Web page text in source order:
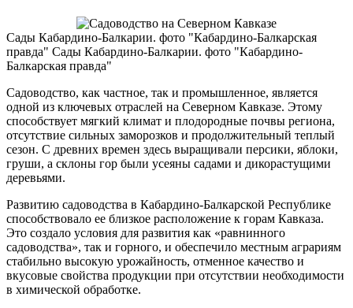
Сады Кабардино-Балкарии. фото "Кабардино-Балкарская
правда" Сады Кабардино-Балкарии. фото "Кабардино-
Балкарская правда"
Садоводство, как частное, так и промышленное, является
одной из ключевых отраслей на Северном Кавказе. Этому
способствует мягкий климат и плодородные почвы региона,
отсутствие сильных заморозков и продолжительный теплый
сезон. С древних времен здесь выращивали персики, яблоки,
груши, а склоны гор были усеяны садами и дикорастущими
деревьями.
Развитию садоводства в Кабардино-Балкарской Республике
способствовало ее близкое расположение к горам Кавказа.
Это создало условия для развития как «равнинного
садоводства», так и горного, и обеспечило местным аграриям
стабильно высокую урожайность, отменное качество и
вкусовые свойства продукции при отсутствии необходимости
в химической обработке.